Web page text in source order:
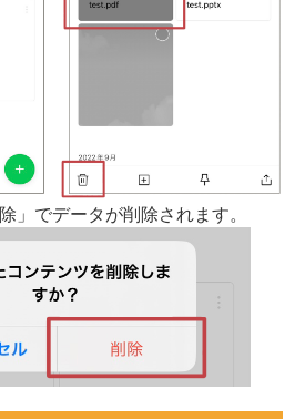
」でデータが削除されます。